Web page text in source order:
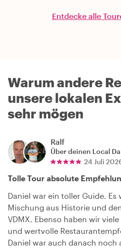
Entdecke alle
Warum andere
unsere lokalen
sehr mögen
Ralf
Über deinen Local
24 Juli
Tolle Tour absolute
Daniel war ein toller Guide. Es
Mischung aus Historie und
VDMX. Ebenso haben wir
und wertvolle
Daniel war auch danach noch